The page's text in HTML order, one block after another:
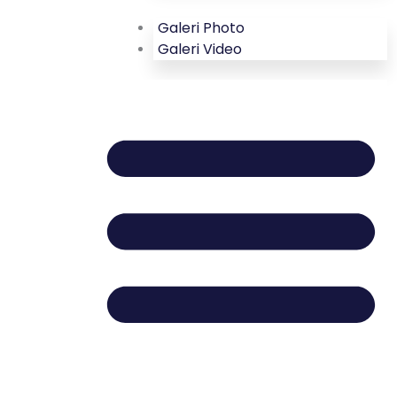
Galeri Photo
Galeri Video